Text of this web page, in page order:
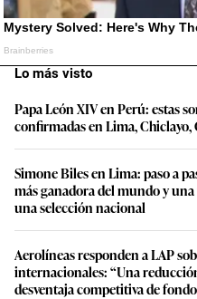
Lo más visto
Papa León XIV en Perú: estas
confirmadas en Lima, Chiclayo,
Simone Biles en Lima: paso a
más ganadora del mundo y
una selección nacional
Aerolíneas responden a LAP
internacionales: “Una
desventaja competitiva de